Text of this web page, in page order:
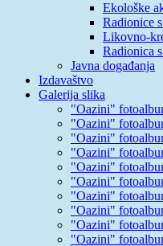
Ekološke
Radionice
Likovno-
Radionica
Javna događanja
Izdavaštvo
Galerija slika
"Oazini"
"Oazini"
"Oazini"
"Oazini"
"Oazini"
"Oazini"
"Oazini"
"Oazini"
"Oazini"
"Oazini"